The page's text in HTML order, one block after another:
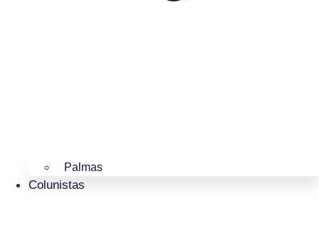
Palmas
Colunistas